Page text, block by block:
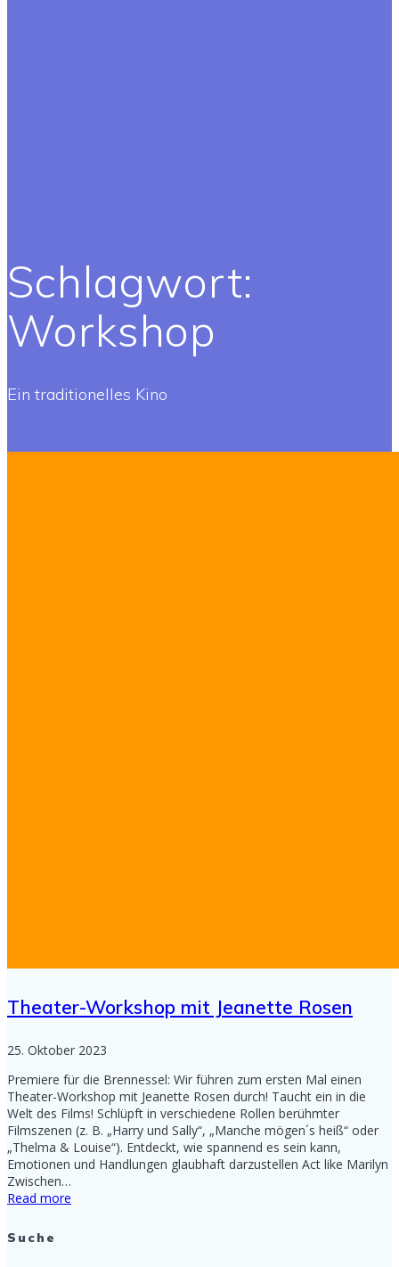
Schlagwort:
Workshop
Ein traditionelles Kino
Theater-Workshop mit Jeanette Rosen
25. Oktober 2023
Premiere für die Brennessel: Wir führen zum ersten Mal einen
Theater-Workshop mit Jeanette Rosen durch! Taucht ein in die
Welt des Films! Schlüpft in verschiedene Rollen berühmter
Filmszenen (z. B. „Harry und Sally“, „Manche mögen´s heiß“ oder
„Thelma & Louise“). Entdeckt, wie spannend es sein kann,
Emotionen und Handlungen glaubhaft darzustellen Act like Marilyn
Zwischen…
Read more
Suche